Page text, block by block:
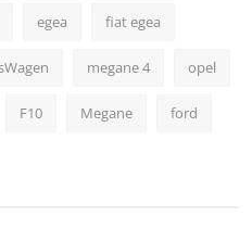
egea fiat egea
megane 4 opel
F10 Megane ford